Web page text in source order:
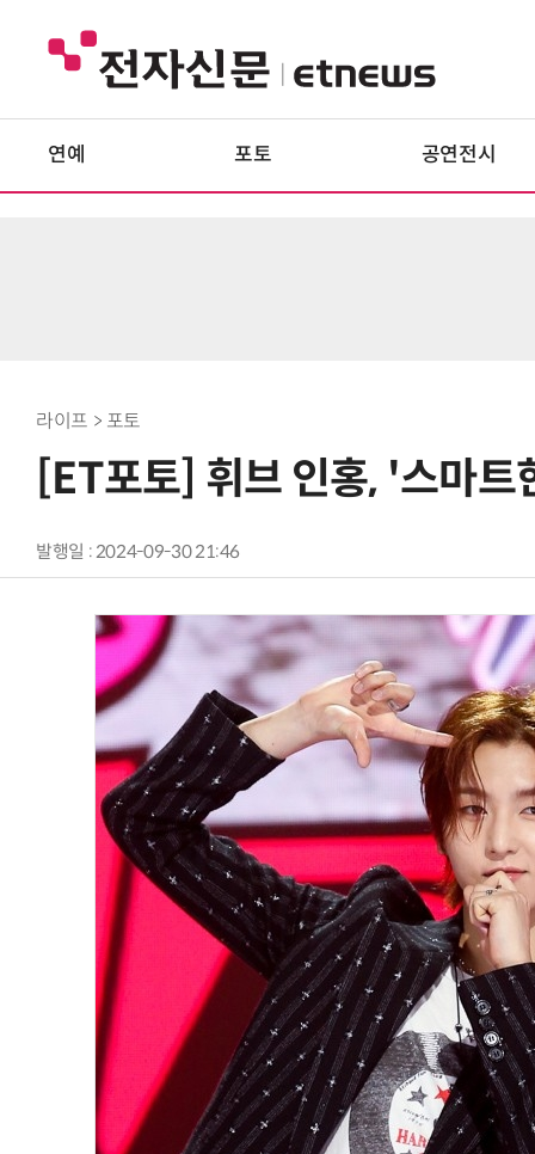
연예 포토 공연전시
라이프 > 포토
[ET포토] 휘브 인홍, '스마트
발행일 : 2024-09-30 21:46
AI Native Enterprise를 지원하는 AI Ready Data